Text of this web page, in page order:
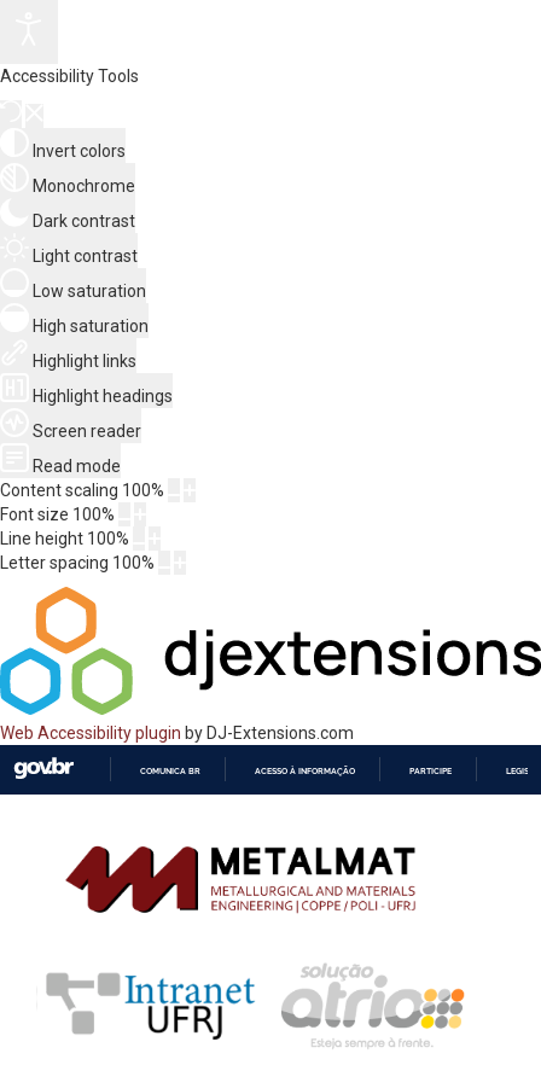
Accessibility Tools
Invert colors
Monochrome
Dark contrast
Light contrast
Low saturation
High saturation
Highlight links
Highlight headings
Screen reader
Read mode
Content scaling 100%
Font size 100%
Line height 100%
Letter spacing 100%
Web Accessibility plugin by DJ-Extensions.com
CONTEÚDO
COMUNICA BR ACESSO À INFORMAÇÃO PARTICIPE